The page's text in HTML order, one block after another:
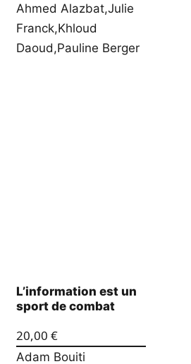
Ahmed Alazbat,Julie
Franck,Khloud
Daoud,Pauline Berger
L’information est un
sport de combat
20,00 €
Adam Bouiti